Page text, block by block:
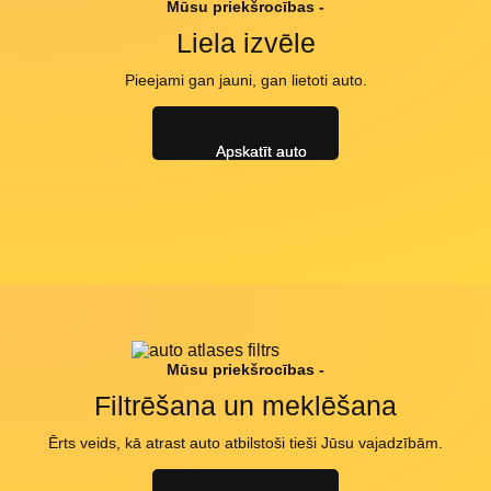
Mūsu priekšrocības -
Liela izvēle
Pieejami gan jauni, gan lietoti auto.
Mūsu priekšrocības -
Filtrēšana un meklēšana
Ērts veids, kā atrast auto atbilstoši tieši Jūsu vajadzībām.